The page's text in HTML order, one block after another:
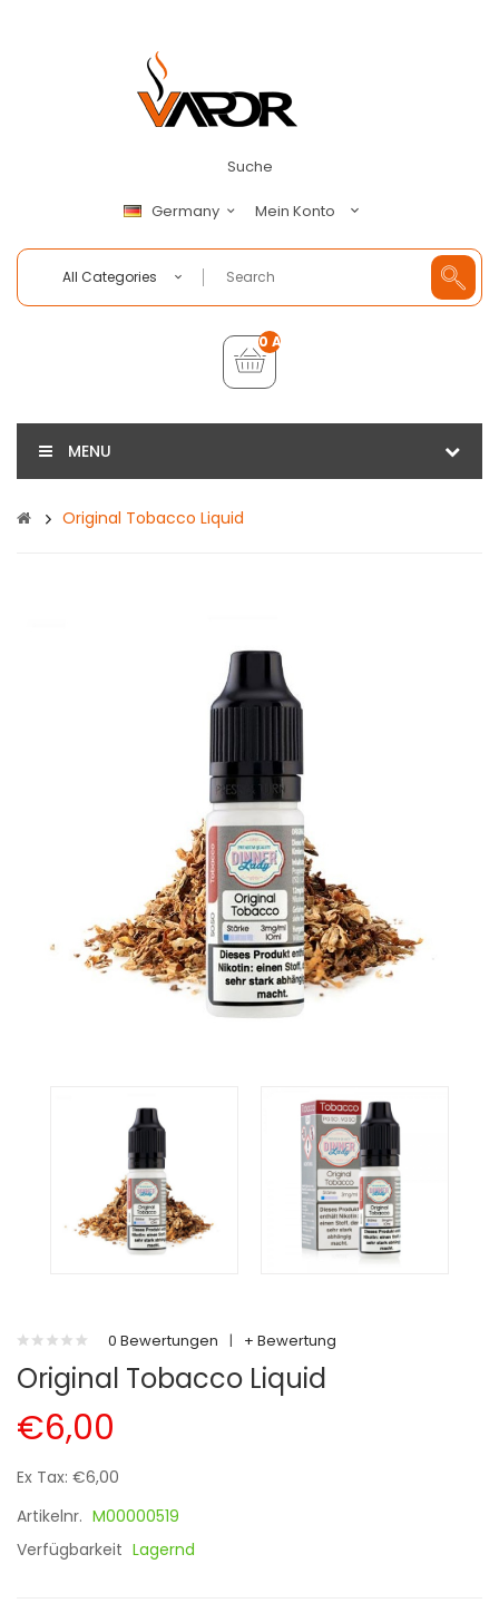
Suche
Germany Mein Konto
All Categories
0 Artikel - €0,00
MENU
Original Tobacco Liquid
0 Bewertungen | + Bewertung
Original Tobacco Liquid
€6,00
Ex Tax: €6,00
Artikelnr. M00000519
Verfügbarkeit Lagernd